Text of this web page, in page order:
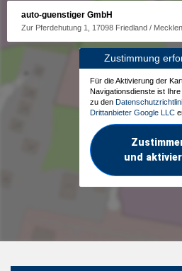
auto-guenstiger GmbH
Zur Pferdehutung 1, 17098 Friedland /
Zustimmung
Für die Aktivierung der
Navigationsdienste ist
zu den
Drittanbieter Google LLC
und